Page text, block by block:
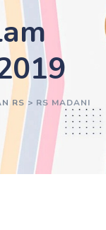
RS> RS MADANI